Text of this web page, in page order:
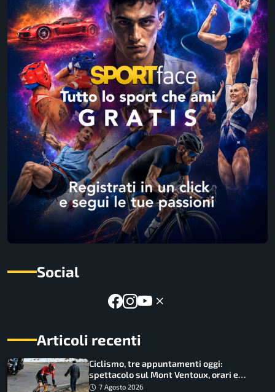
Social
Articoli recenti
Ciclismo, tre appuntamenti oggi:
spettacolo sul Mont Ventoux, orari e
come vederli
7 Agosto 2026